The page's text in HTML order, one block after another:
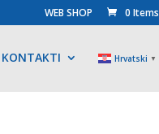
WEB SHOP 0 Items
KONTAKTI Hrvatski ▼